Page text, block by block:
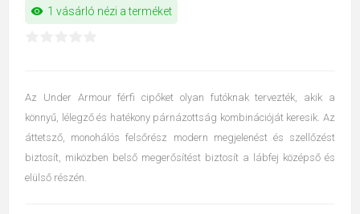
visibility 1 vásárló nézi a terméket
Az Under Armour férfi cipőket olyan futóknak tervezték, akik a
könnyű, lélegző és hatékony párnázottság kombinációját keresik. Az
áttetsző, monohálós felsőrész modern megjelenést és szellőzést
biztosít, miközben belső megerősítést biztosít a lábfej középső és
elülső részén.